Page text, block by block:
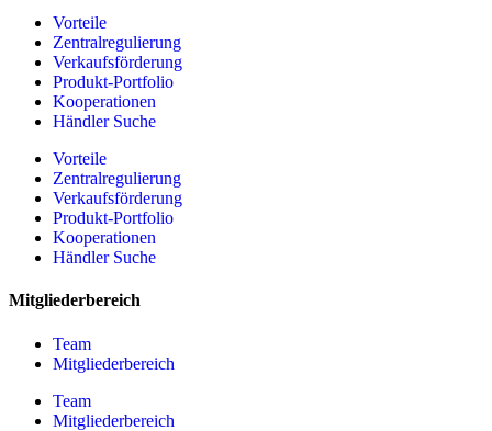
Vorteile
Zentralregulierung
Verkaufsförderung
Produkt-Portfolio
Kooperationen
Händler Suche
Vorteile
Zentralregulierung
Verkaufsförderung
Produkt-Portfolio
Kooperationen
Händler Suche
Mitgliederbereich
Team
Mitgliederbereich
Team
Mitgliederbereich